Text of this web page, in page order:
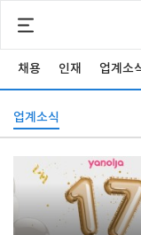
채용 인재 업계소
업계소식